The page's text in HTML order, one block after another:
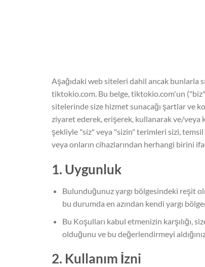
Aşağıdaki web siteleri dahil ancak bunlarla
tiktokio.com. Bu belge, tiktokio.com'un
sitelerinde size hizmet sunacağı şartlar ve
ziyaret ederek, erişerek, kullanarak ve/veya
şekliyle "siz" veya "sizin" terimleri sizi,
veya onların cihazlarından herhangi birini
1. Uygunluk
Bulunduğunuz yargı bölgesindeki reşit
bu durumda en azından kendi yargı
Bu Koşulları kabul etmenizin karşılığı,
olduğunu ve bu değerlendirmeyi
2. Kullanım İzni